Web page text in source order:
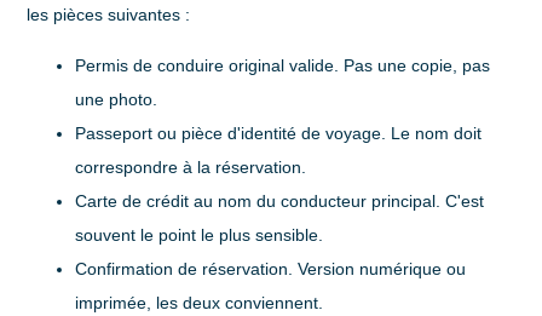
les pièces suivantes :
Permis de conduire original valide. Pas une copie, pas
une photo.
Passeport ou pièce d'identité de voyage. Le nom doit
correspondre à la réservation.
Carte de crédit au nom du conducteur principal. C'est
souvent le point le plus sensible.
Confirmation de réservation. Version numérique ou
imprimée, les deux conviennent.